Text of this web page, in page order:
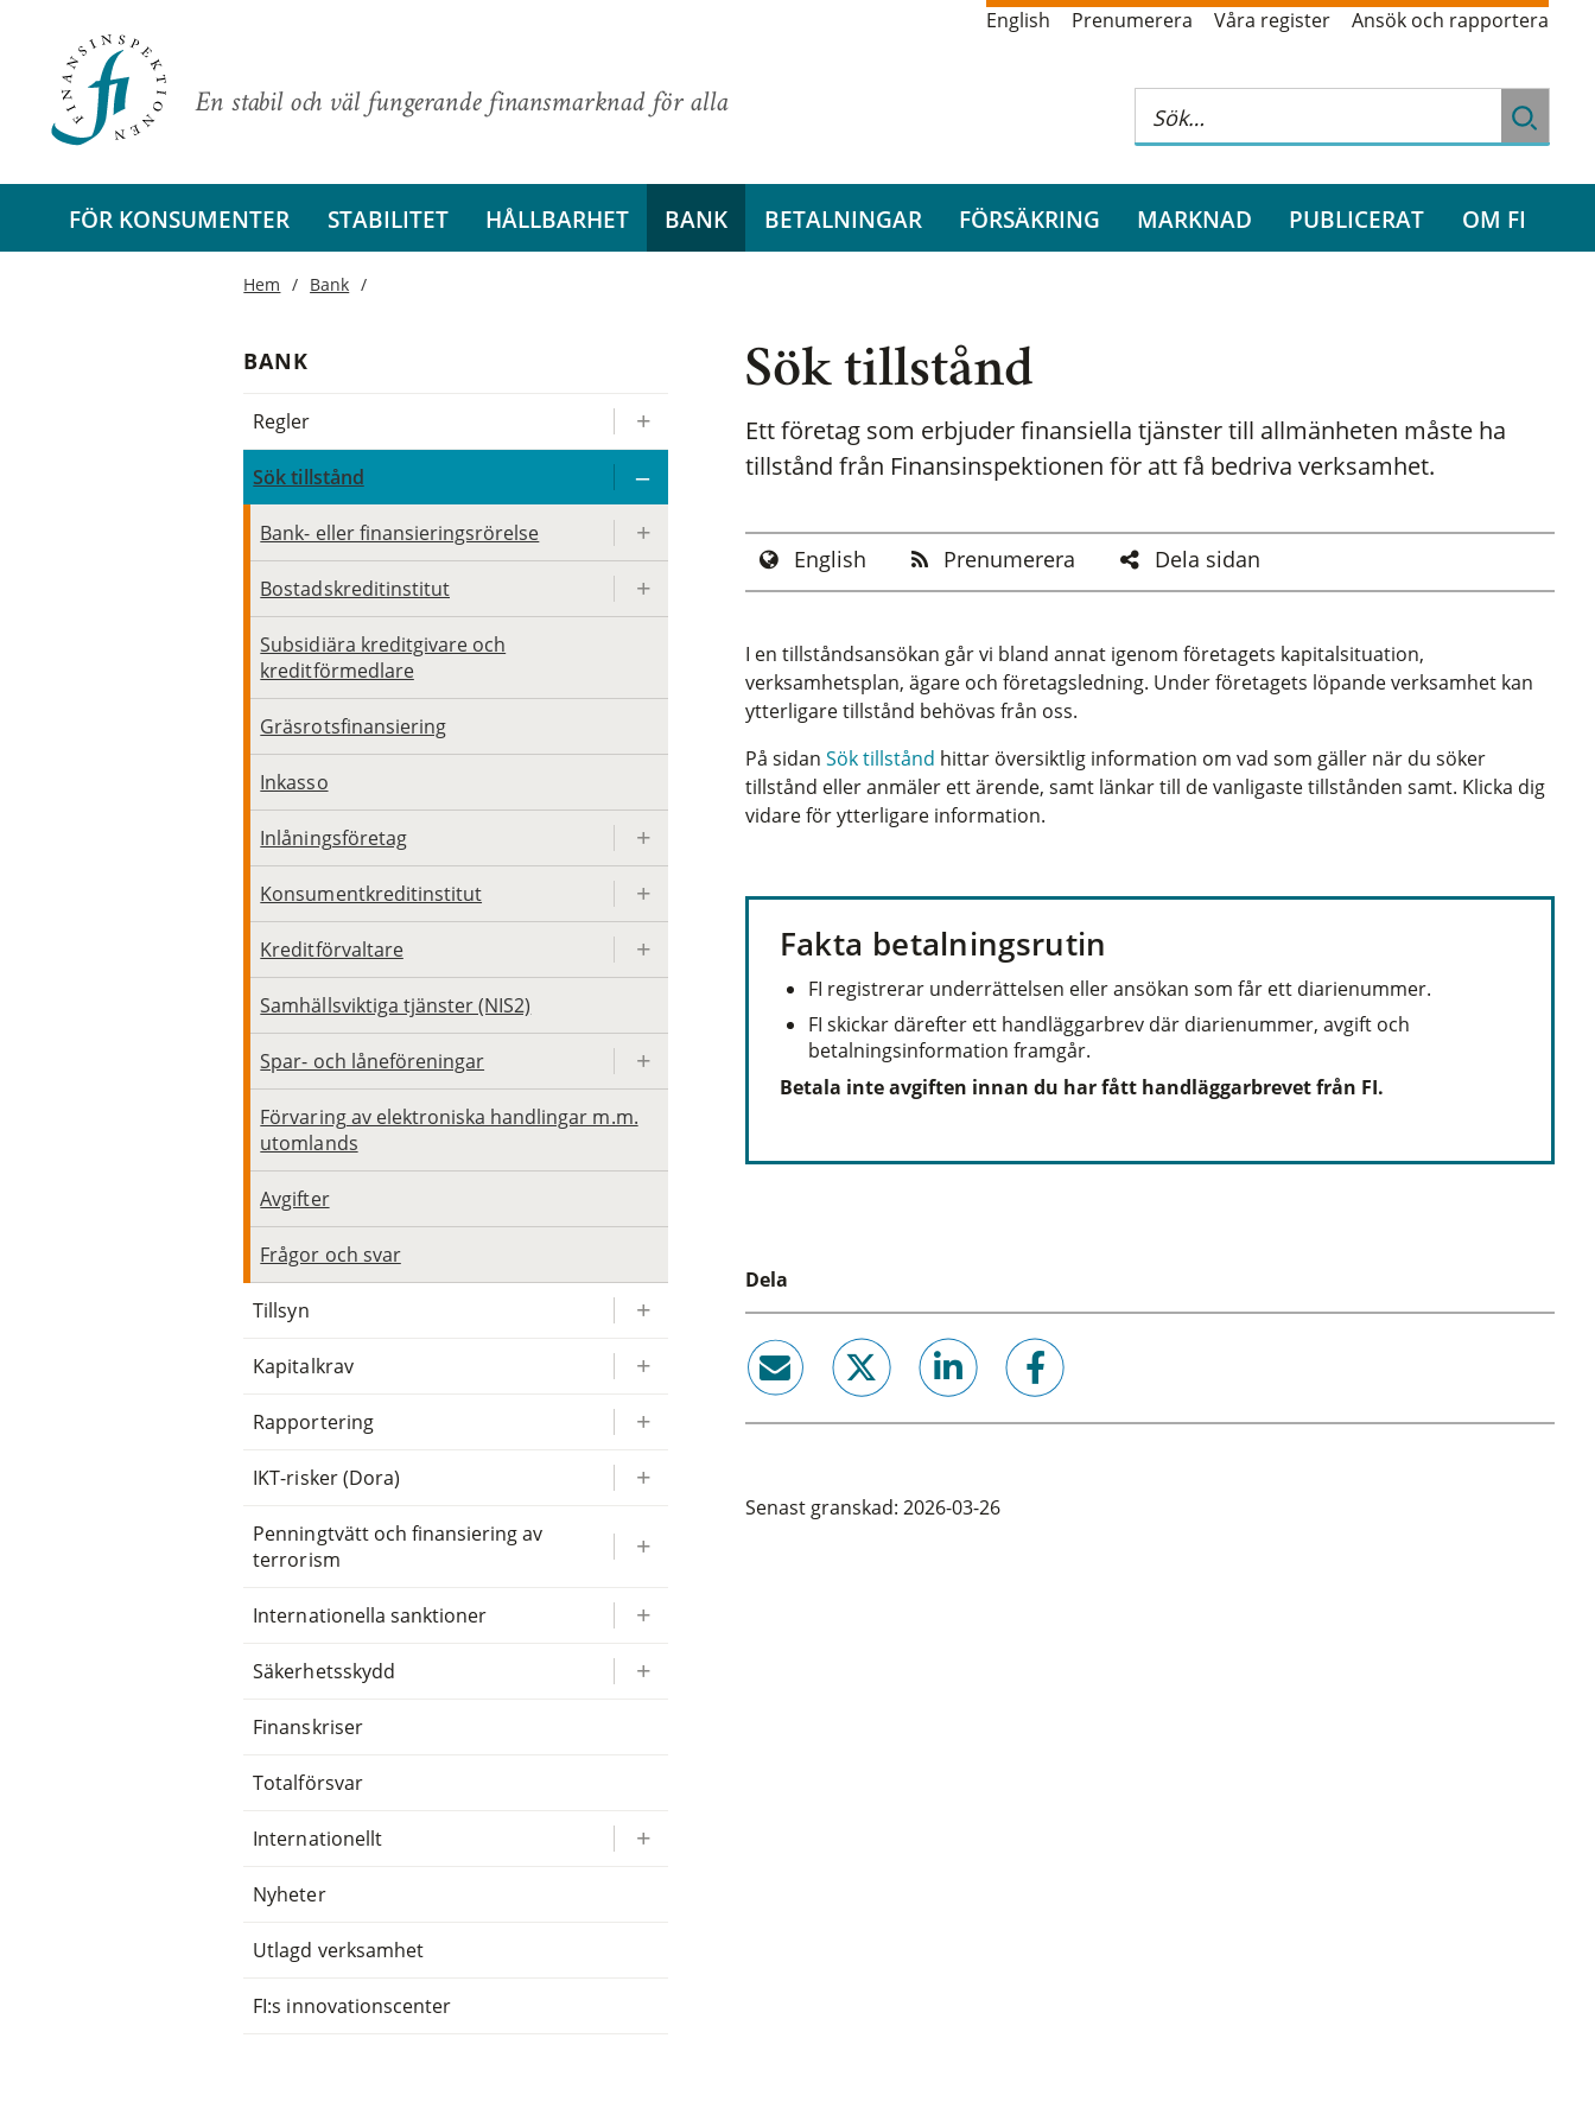
En stabil och väl fungerande finansmarknad för alla
English Prenumerera Våra register Ansök och rapportera
FÖR KONSUMENTER STABILITET HÅLLBARHET BANK BETALNINGAR FÖRSÄKRING MARKNAD PUBLICERAT OM FI
Sök tillstånd
Ett företag som erbjuder finansiella tjänster till allmänheten måste ha
tillstånd från Finansinspektionen för att få bedriva verksamhet.
English Prenumerera Dela sidan
I en tillståndsansökan går vi bland annat igenom företagets kapitalsituation,
verksamhetsplan, ägare och företagsledning. Under företagets löpande verksamhet kan
ytterligare tillstånd behövas från oss.
På sidanSök tillstånd hittar översiktlig information om vad som gäller när du söker
tillstånd eller anmäler ett ärende, samt länkar till de vanligaste tillstånden samt. Klicka dig
vidare för ytterligare information.
Fakta betalningsrutin
FI registrerar underrättelsen eller ansökan som får ett diarienummer.
FI skickar därefter ett handläggarbrev där diarienummer, avgift och
betalningsinformation framgår.
Betala inte avgiften innan du har fått handläggarbrevet från FI.
Dela
Senast granskad: 2026-03-26
Hem Bank
BANK
Regler
Sök tillstånd
Bank- eller finansieringsrörelse
Bostadskreditinstitut
Subsidiära kreditgivare och
kreditförmedlare
Gräsrotsfinansiering
Inkasso
Inlåningsföretag
Konsumentkreditinstitut
Kreditförvaltare
Samhällsviktiga tjänster (NIS2)
Spar- och låneföreningar
Förvaring av elektroniska handlingar m.m.
utomlands
Avgifter
Frågor och svar
Tillsyn
Kapitalkrav
Rapportering
IKT-risker (Dora)
Penningtvätt och finansiering av
terrorism
Internationella sanktioner
Säkerhetsskydd
Finanskriser
Totalförsvar
Internationellt
Nyheter
Utlagd verksamhet
FI:s innovationscenter